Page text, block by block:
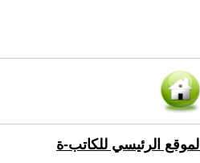
الموقع الرئيسي للكاتب-ة